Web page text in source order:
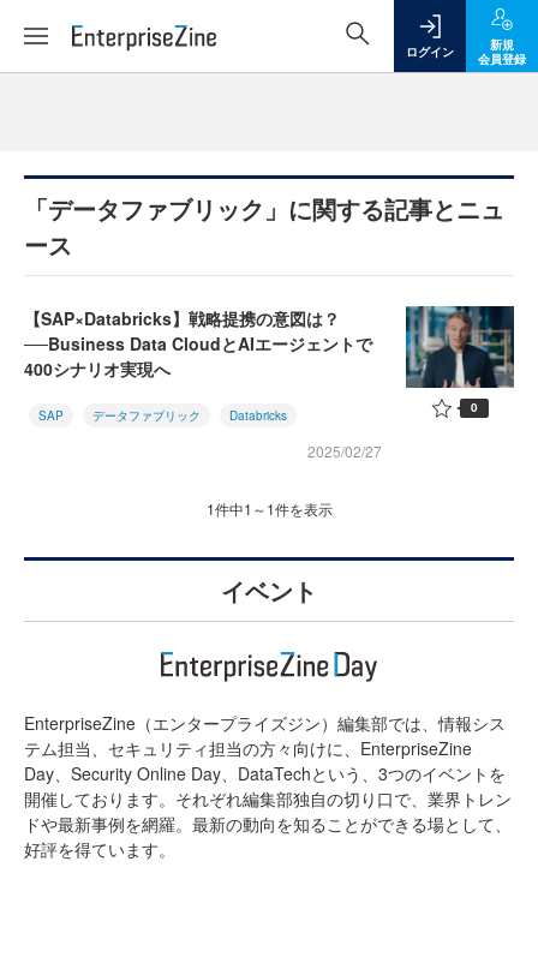
ログイン
新規
会員登録
「データファブリック」に関する記事とニュ
ース
【SAP×Databricks】戦略提携の意図は？
──Business Data CloudとAIエージェントで
400シナリオ実現へ
SAP データファブリック Databricks
2025/02/27
0
1件中1～1件を表示
イベント
EnterpriseZine（エンタープライズジン）編集部では、情報シス
テム担当、セキュリティ担当の方々向けに、EnterpriseZine
Day、Security Online Day、DataTechという、3つのイベントを
開催しております。それぞれ編集部独自の切り口で、業界トレン
ドや最新事例を網羅。最新の動向を知ることができる場として、
好評を得ています。